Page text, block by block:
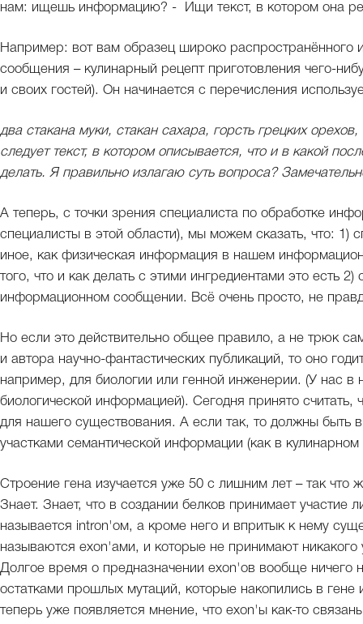
нам: ищешь информацию? - Ищи текст, в котором она
Например: вот вам образец широко распространённого
сообщения – кулинарный рецепт приготовления чего-
и своих гостей). Он начинается с перечисления
два стакана муки, стакан сахара, горсть грецких
следует текст, в котором описывается, что и в какой
делать. Я правильно излагаю суть вопроса?
А теперь, с точки зрения специалиста по обработке
специалисты в этой области), мы можем сказать, что: 1)
иное, как физическая информация в нашем
того, что и как делать с этими ингредиентами это есть
информационном сообщении. Всё очень просто, не
Но если это действительно общее правило, а не трюк
и автора научно-фантастических публикаций, то оно
например, для биологии или генной инженерии. (У нас в
биологической информацией). Сегодня принято
для нашего существования. А если так, то должны быть
участками семантической информации (как в
Строение гена изучается уже 50 с лишним лет – так что
Знает. Знает, что в создании белков принимает участие
называется intron'ом, а кроме него и впритык к нему
называются exon'ами, и которые не принимают никакого
Долгое время о предназначении exon'ов вообще ничего
остатками прошлых мутаций, которые накопились в
теперь уже появляется мнение, что exon'ы как-то